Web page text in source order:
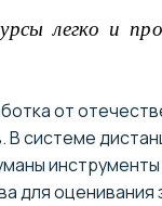
легко и
от
В системе
для оценивания